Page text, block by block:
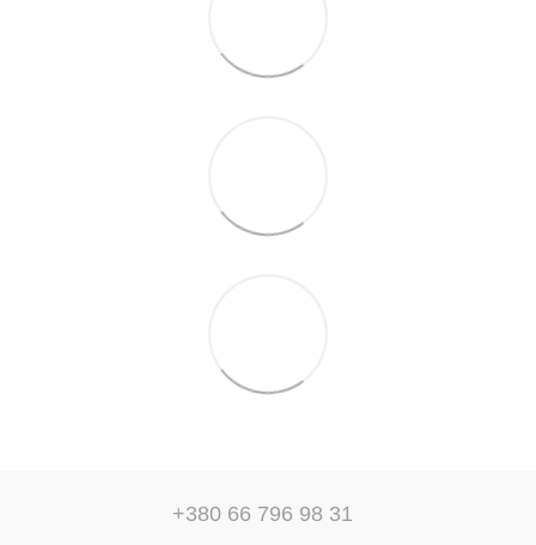
+380 66 796 98 31